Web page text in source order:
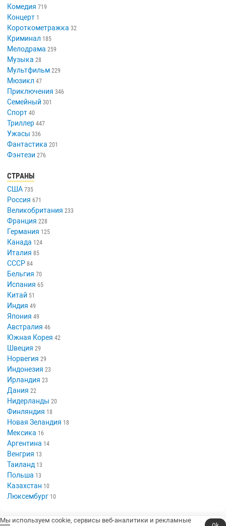
Комедия 719
Концерт 1
Короткометражка 32
Криминал 185
Мелодрама 259
Музыка 28
Мультфильм 229
Мюзикл 47
Приключения 346
Семейный 301
Спорт 40
Триллер 447
Ужасы 336
Фантастика 201
Фэнтези 276
СТРАНЫ
США 735
Россия 671
Великобритания 233
Франция 228
Германия 125
Канада 124
Италия 85
СССР 84
Бельгия 70
Испания 65
Китай 51
Индия 49
Япония 49
Австралия 46
Южная Корея 42
Швеция 29
Норвегия 29
Индонезия 23
Ирландия 23
Дания 22
Нидерланды 20
Финляндия 18
Новая Зеландия 18
Мексика 16
Аргентина 14
Венгрия 13
Таиланд 13
Польша 13
Казахстан 10
Люксембург 10
Мы используем cookie, сервисы веб-аналитики и рекламные